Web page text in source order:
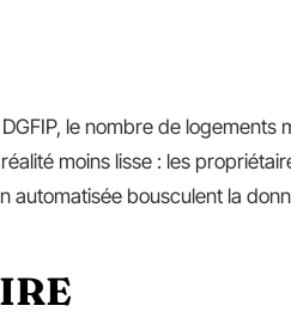
le nombre de
moins lisse : les
automatisée bousculent la